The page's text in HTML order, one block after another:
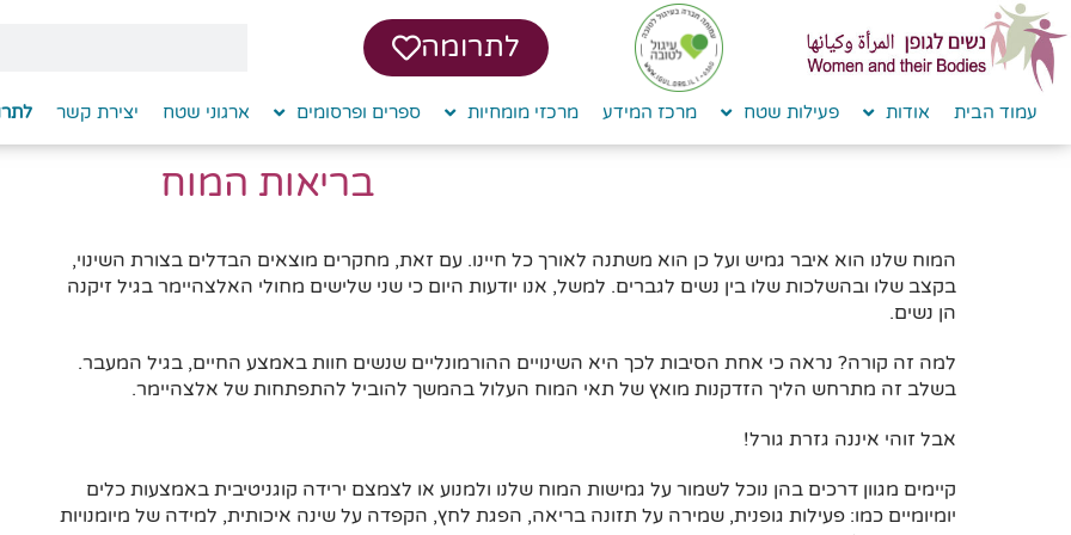
לתוכן
לתרומה
עמוד הבית אודות פעילות שטח מרכז המידע מרכזי מומחיות ספרים ופרסומים ארגוני שטח יצירת קשר
בריאות המוח
המוח שלנו הוא איבר גמיש ועל כן הוא משתנה לאורך כל חיינו. עם זאת, מחקרים מוצאים הבדלים בצורת השינוי,
בקצב שלו ובהשלכות שלו בין נשים לגברים. למשל, אנו יודעות היום כי שני שלישים מחולי האלצהיימר בגיל זיקנה
הן נשים.
למה זה קורה? נראה כי אחת הסיבות לכך היא השינויים ההורמונליים שנשים חוות באמצע החיים, בגיל המעבר.
בשלב זה מתרחש הליך הזדקנות מואץ של תאי המוח העלול בהמשך להוביל להתפתחות של אלצהיימר.
אבל זוהי איננה גזרת גורל!
קיימים מגוון דרכים בהן נוכל לשמור על גמישות המוח שלנו ולמנוע או לצמצם ירידה קוגניטיבית באמצעות כלים
יומיומיים כמו: פעילות גופנית, שמירה על תזונה בריאה, הפגת לחץ, הקפדה על שינה איכותית, למידה של מיומנויות